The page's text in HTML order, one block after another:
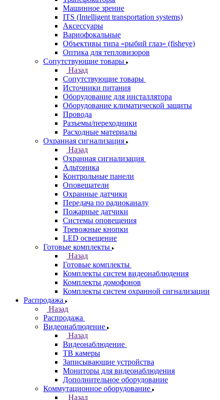
Машинное зрение
ITS (Intelligent transportation systems)
Аксессуары
Вариофокальные
Объективы типа «рыбий глаз» (fisheye)
Оптика для тепловизоров
Сопутствующие товары
Назад
Сопутствующие товары
Источники питания
Оборудование для инсталлятора
Оборудование климатической защиты
Провода
Разъемы/переходники
Расходные материалы
Охранная сигнализация
Назад
Охранная сигнализация
Альтоника
Контрольные панели
Оповещатели
Охранные датчики
Передача по радиоканалу
Пожарные датчики
Системы оповещения
Тревожные кнопки
LED освещение
Готовые комплекты
Назад
Готовые комплекты
Комплекты систем видеонаблюдения
Комплекты домофонов
Комплекты систем охранной сигнализации
Распродажа
Назад
Распродажа
Видеонаблюдение
Назад
Видеонаблюдение
ТВ камеры
Записывающие устройства
Мониторы для видеонаблюдения
Дополнительное оборудование
Коммутационное оборудование
Назад